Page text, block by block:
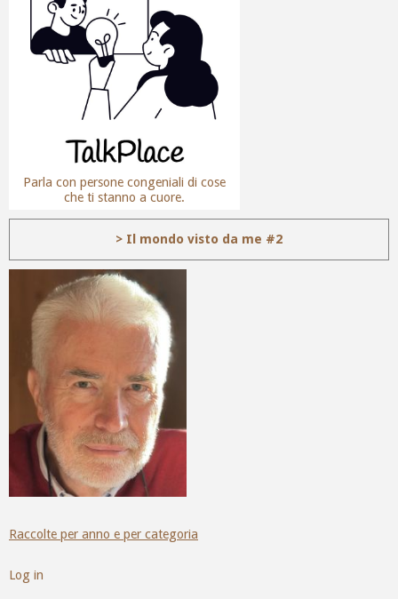
Parla con persone congeniali di cose
che ti stanno a cuore.
> Il mondo visto da me #2
Raccolte per anno e per categoria
Log in